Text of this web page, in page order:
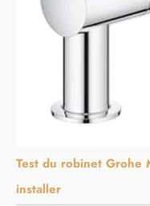
Test du robinet Grohe
installer